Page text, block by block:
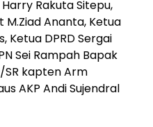
Rakuta Sitepu,
M.Ziad Ananta, Ketua
Ketua DPRD Sergai
Sei Rampah Bapak
SR kapten Arm
AKP Andi Sujendral